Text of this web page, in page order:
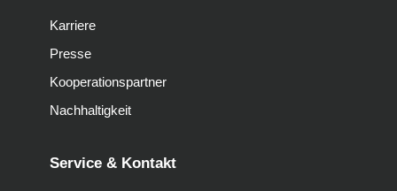
Karriere
Presse
Kooperationspartner
Nachhaltigkeit
Service & Kontakt